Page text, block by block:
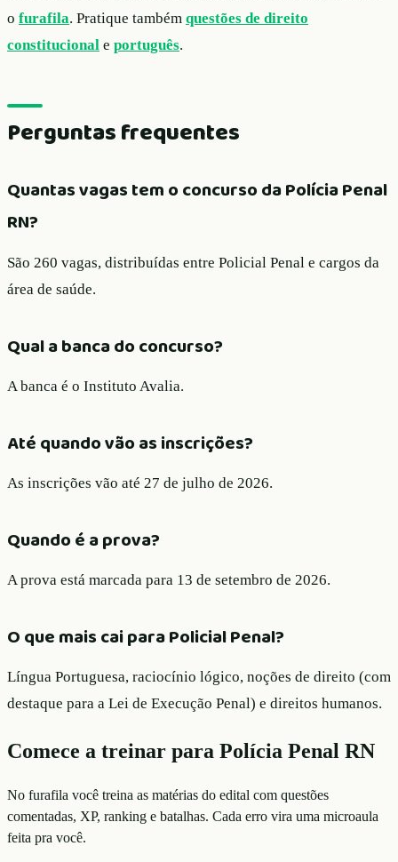
o furafila. Pratique também questões de direito
constitucional e português.
Perguntas frequentes
Quantas vagas tem o concurso da Polícia Penal
RN?
São 260 vagas, distribuídas entre Policial Penal e cargos da
área de saúde.
Qual a banca do concurso?
A banca é o Instituto Avalia.
Até quando vão as inscrições?
As inscrições vão até 27 de julho de 2026.
Quando é a prova?
A prova está marcada para 13 de setembro de 2026.
O que mais cai para Policial Penal?
Língua Portuguesa, raciocínio lógico, noções de direito (com
destaque para a Lei de Execução Penal) e direitos humanos.
Comece a treinar para Polícia Penal RN
No furafila você treina as matérias do edital com questões
comentadas, XP, ranking e batalhas. Cada erro vira uma microaula
feita pra você.